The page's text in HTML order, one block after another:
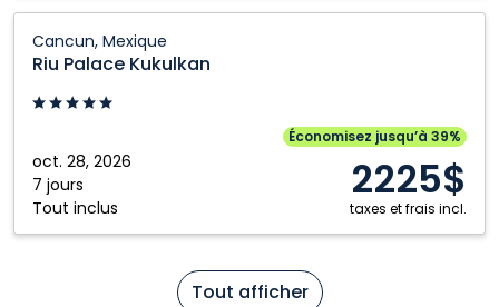
Cancun, Mexique
Riu Palace Kukulkan
oct. 28, 2026
7 jours
Tout inclus
Économisez jusqu’à 39%
2225$
taxes et frais incl.
Palace
Kukulkan:
Cancun,
Tout afficher